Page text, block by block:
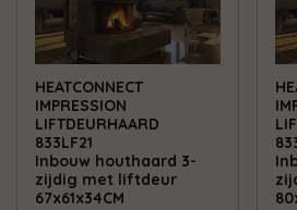
HEATCONNECT
IMPRESSION
LIFTDEURHAARD
833LF21
Inbouw houthaard 3-
zijdig met liftdeur
67x61x34CM